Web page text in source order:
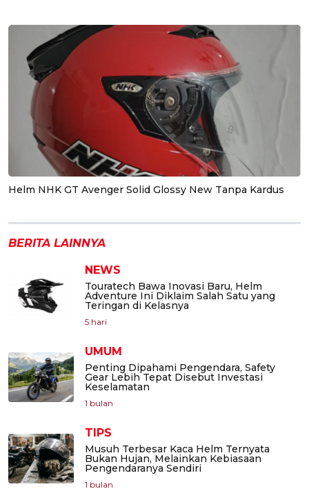
Helm NHK GT Avenger Solid Glossy New Tanpa Kardus
BERITA LAINNYA
NEWS
Touratech Bawa Inovasi Baru, Helm
Adventure Ini Diklaim Salah Satu yang
Teringan di Kelasnya
5 hari
UMUM
Penting Dipahami Pengendara, Safety
Gear Lebih Tepat Disebut Investasi
Keselamatan
1 bulan
TIPS
Musuh Terbesar Kaca Helm Ternyata
Bukan Hujan, Melainkan Kebiasaan
Pengendaranya Sendiri
1 bulan